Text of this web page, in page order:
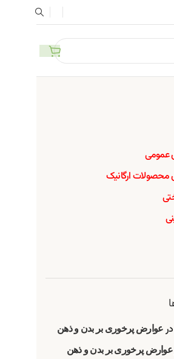
عمومی
محصولات ارگانیک
در عوارض پرخوری بر بدن و ذهن
عوارض پرخوری بر بدن و ذهن